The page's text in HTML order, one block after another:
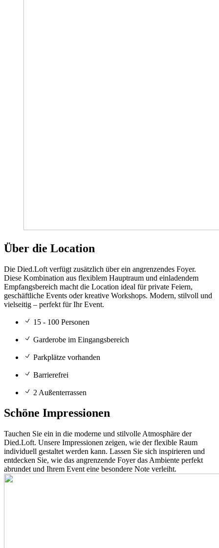
Über die Location
Die Died.Loft verfügt zusätzlich über ein angrenzendes Foyer.
Diese Kombination aus flexiblem Hauptraum und einladendem
Empfangsbereich macht die Location ideal für private Feiern,
geschäftliche Events oder kreative Workshops. Modern, stilvoll und
vielseitig – perfekt für Ihr Event.
15 - 100 Personen
Garderobe im Eingangsbereich
Parkplätze vorhanden
Barrierefrei
2 Außenterrassen
Schöne Impressionen
Tauchen Sie ein in die moderne und stilvolle Atmosphäre der
Died.Loft. Unsere Impressionen zeigen, wie der flexible Raum
individuell gestaltet werden kann. Lassen Sie sich inspirieren und
entdecken Sie, wie das angrenzende Foyer das Ambiente perfekt
abrundet und Ihrem Event eine besondere Note verleiht.